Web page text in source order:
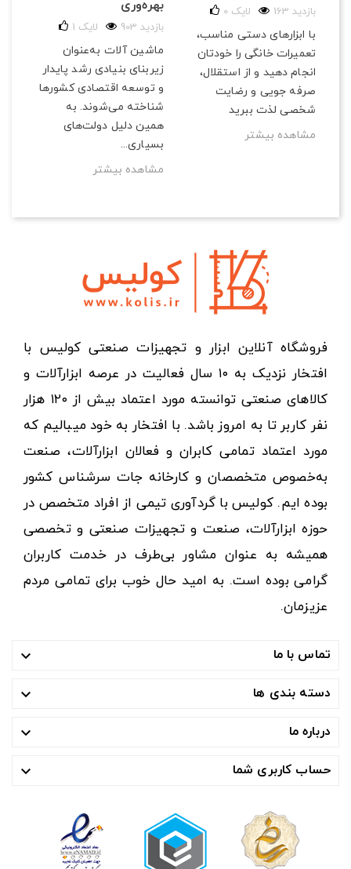
بهره‌وری
903 بازدید 1 لایک
ماشین آلات به‌عنوان
زیربنای بنیادی رشد پایدار
و توسعه اقتصادی کشورها
شناخته می‌شوند. به
همین دلیل دولت‌های
بسیاری...
مشاهده بیشتر
163 بازدید 0 لایک
با ابزارهای دستی مناسب،
تعمیرات خانگی را خودتان
انجام دهید و از استقلال،
صرفه‌ جویی و رضایت
شخصی لذت ببرید
مشاهده بیشتر
فروشگاه آنلاین ابزار و تجهیزات صنعتی کولیس با
افتخار نزدیک به ۱۰ سال فعالیت در عرصه ابزارآلات و
کالاهای صنعتی توانسته مورد اعتماد بیش از ۱۲۰ هزار
نفر کاربر تا به امروز باشد. با افتخار به خود میبالیم که
مورد اعتماد تمامی کابران و فعالان ابزارآلات، صنعت
به‌خصوص متخصصان و کارخانه جات سرشناس کشور
بوده ایم. کولیس با گردآوری تیمی از افراد متخصص در
حوزه ابزارآلات، صنعت و تجهیزات صنعتی و تخصصی
همیشه به عنوان مشاور بی‌طرف در خدمت کاربران
گرامی بوده است. به امید حال خوب برای تمامی مردم
عزیزمان.
تماس با ما 
دسته بندی ها 
درباره ما 
حساب کاربری شما 